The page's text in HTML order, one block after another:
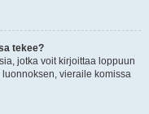
tekee?
jotka voit kirjoittaa loppuun
vieraile komissa